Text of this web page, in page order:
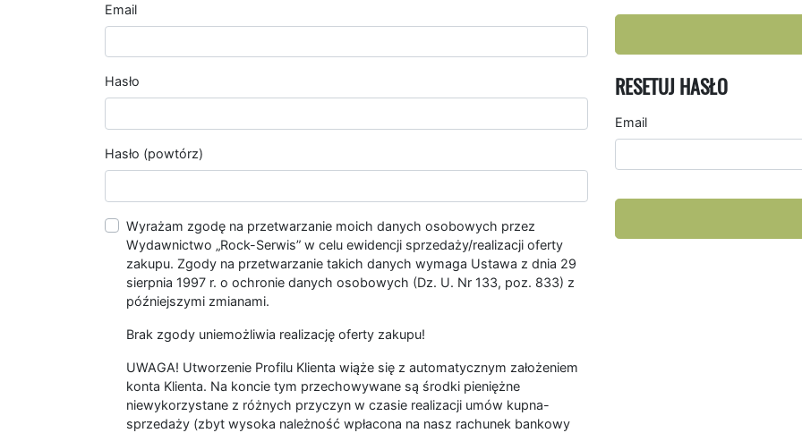
Email
Hasło
Hasło (powtórz)
Wyrażam zgodę na przetwarzanie moich danych osobowych przez
Wydawnictwo „Rock-Serwis” w celu ewidencji sprzedaży/realizacji oferty
zakupu. Zgody na przetwarzanie takich danych wymaga Ustawa z dnia 29
sierpnia 1997 r. o ochronie danych osobowych (Dz. U. Nr 133, poz. 833) z
późniejszymi zmianami.
Brak zgody uniemożliwia realizację oferty zakupu!
UWAGA! Utworzenie Profilu Klienta wiąże się z automatycznym założeniem
konta Klienta. Na koncie tym przechowywane są środki pieniężne
niewykorzystane z różnych przyczyn w czasie realizacji umów kupna-
sprzedaży (zbyt wysoka należność wpłacona na nasz rachunek bankowy
RESETUJ HASŁO
Email